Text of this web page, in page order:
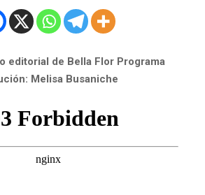
editorial de Bella Flor Programa
Melisa Busaniche